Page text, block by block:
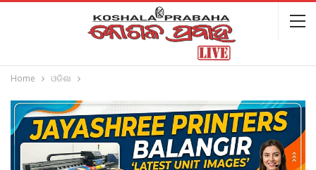
Home ଓଡିଶା